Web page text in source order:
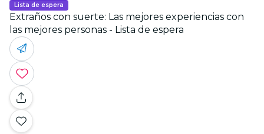
Lista de espera
Extraños con suerte: Las mejores experiencias con
las mejores personas - Lista de espera